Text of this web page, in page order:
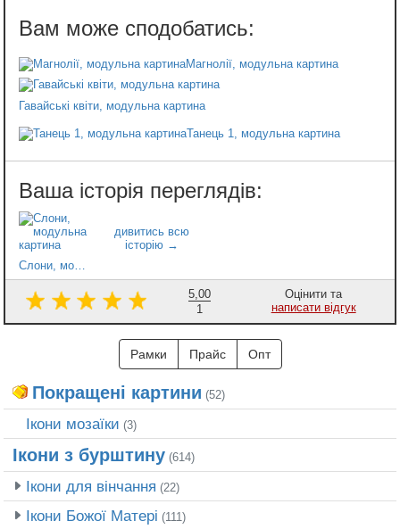
Магнолії, модульна картина
Гавайські квіти, модульна картина
Танець 1, модульна картина
Слони, модульна картина
5,00
1
Оцінити та
написати відгук
Рамки Прайс Опт
Покращені картини (52)
Ікони мозаїки (3)
Ікони з бурштину (614)
Ікони для вінчання (22)
Ікони Божої Матері (111)